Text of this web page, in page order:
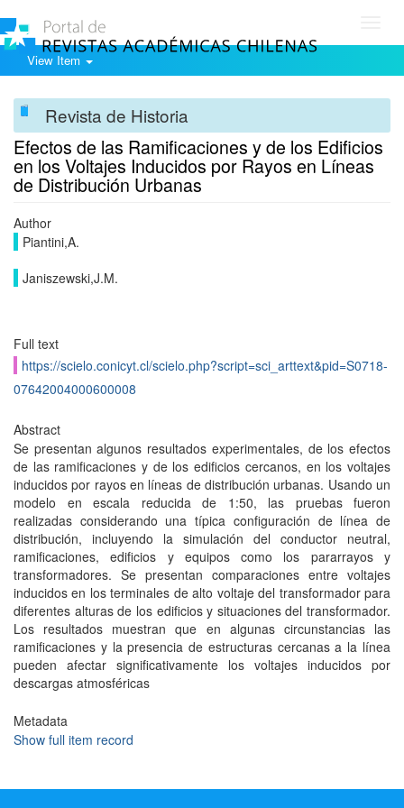
View Item
Revista de Historia
Efectos de las Ramificaciones y de los Edificios
en los Voltajes Inducidos por Rayos en Líneas
de Distribución Urbanas
Author
Piantini,A.
Janiszewski,J.M.
Full text
https://scielo.conicyt.cl/scielo.php?script=sci_arttext&pid=S0718-
07642004000600008
Abstract
Se presentan algunos resultados experimentales, de los efectos
de las ramificaciones y de los edificios cercanos, en los voltajes
inducidos por rayos en líneas de distribución urbanas. Usando un
modelo en escala reducida de 1:50, las pruebas fueron
realizadas considerando una típica configuración de línea de
distribución, incluyendo la simulación del conductor neutral,
ramificaciones, edificios y equipos como los pararrayos y
transformadores. Se presentan comparaciones entre voltajes
inducidos en los terminales de alto voltaje del transformador para
diferentes alturas de los edificios y situaciones del transformador.
Los resultados muestran que en algunas circunstancias las
ramificaciones y la presencia de estructuras cercanas a la línea
pueden afectar significativamente los voltajes inducidos por
descargas atmosféricas
Metadata
Show full item record